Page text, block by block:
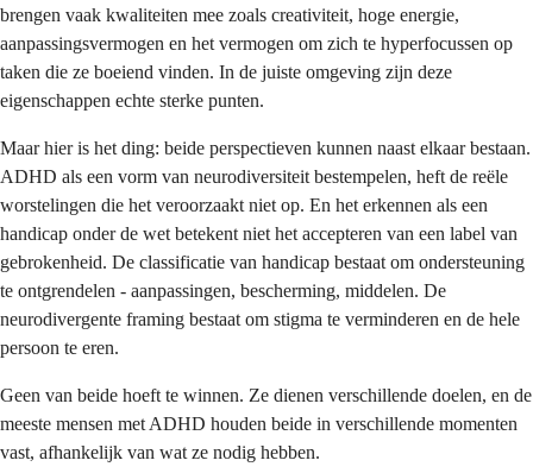
brengen vaak kwaliteiten mee zoals creativiteit, hoge energie,
aanpassingsvermogen en het vermogen om zich te hyperfocussen op
taken die ze boeiend vinden. In de juiste omgeving zijn deze
eigenschappen echte sterke punten.
Maar hier is het ding: beide perspectieven kunnen naast elkaar bestaan.
ADHD als een vorm van neurodiversiteit bestempelen, heft de reële
worstelingen die het veroorzaakt niet op. En het erkennen als een
handicap onder de wet betekent niet het accepteren van een label van
gebrokenheid. De classificatie van handicap bestaat om ondersteuning
te ontgrendelen - aanpassingen, bescherming, middelen. De
neurodivergente framing bestaat om stigma te verminderen en de hele
persoon te eren.
Geen van beide hoeft te winnen. Ze dienen verschillende doelen, en de
meeste mensen met ADHD houden beide in verschillende momenten
vast, afhankelijk van wat ze nodig hebben.